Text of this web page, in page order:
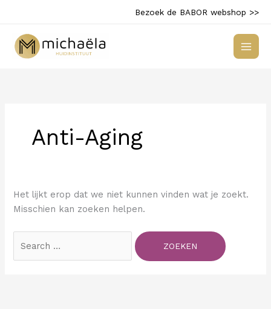
inhoud
Bezoek de BABOR webshop >>
Anti-Aging
Het lijkt erop dat we niet kunnen vinden wat je zoekt.
Misschien kan zoeken helpen.
naar: